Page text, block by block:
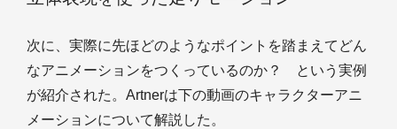
次に、実際に先ほどのようなポイントを踏まえてどん
なアニメーションをつくっているのか？ という実例
が紹介された。Artnerは下の動画のキャラクターアニ
メーションについて解説した。